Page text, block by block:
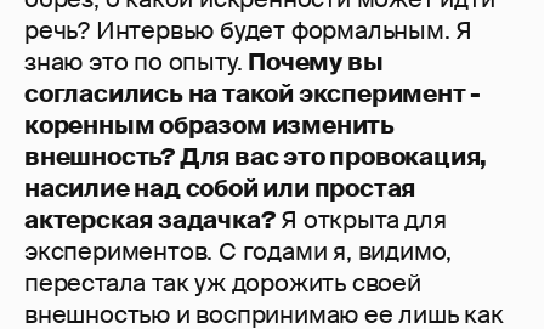
речь? Интервью будет формальным. Я
знаю это по опыту. Почему вы
согласились на такой эксперимент -
коренным образом изменить
внешность? Для вас это провокация,
насилие над собой или простая
актерская задачка?Я открыта для
экспериментов. С годами я, видимо,
перестала так уж дорожить своей
внешностью и воспринимаю ее лишь как